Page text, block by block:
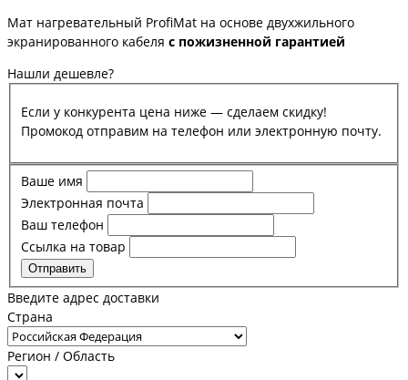
Мат нагревательный ProfiMat на основе двухжильного
экранированного кабеля с пожизненной гарантией
Нашли дешевле?
Если у конкурента цена ниже — сделаем скидку!
Промокод отправим на телефон или электронную почту.
Ваше имя
Электронная почта
Ваш телефон
Ссылка на товар
Отправить
Введите адрес доставки
Страна
Регион / Область